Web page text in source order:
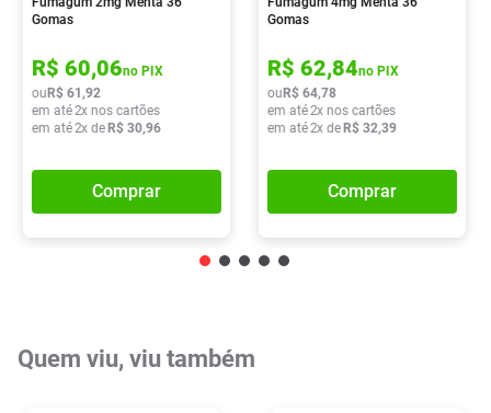
Gomas
R$ 60,06no PIX
ou R$ 61 ,92
em até2x nos cartões
em até2x de R$ 30,96
Comprar
Gomas
R$ 62,84no PIX
ou R$ 64,78
em até2x nos cartões
em até2x de R$ 32,39
Comprar
Quem viu, viu também